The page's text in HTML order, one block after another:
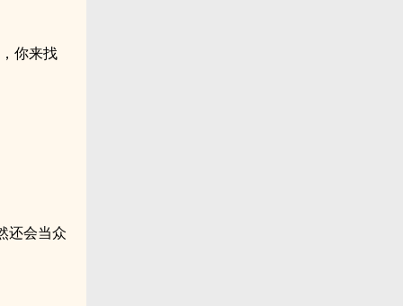
你来找
还会当众